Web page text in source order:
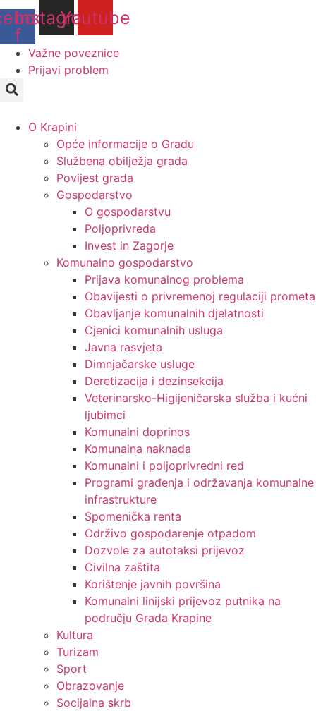
Idi
na
sadržaj
f
Instagram
Youtube
Važne poveznice
Prijavi problem
O Krapini
Opće informacije o Gradu
Službena obilježja grada
Povijest grada
Gospodarstvo
O gospodarstvu
Poljoprivreda
Invest in Zagorje
Komunalno gospodarstvo
Prijava komunalnog problema
Obavijesti o privremenoj regulaciji prometa
Obavljanje komunalnih djelatnosti
Cjenici komunalnih usluga
Javna rasvjeta
Dimnjačarske usluge
Deretizacija i dezinsekcija
Veterinarsko-Higijeničarska služba i kućni
ljubimci
Komunalni doprinos
Komunalna naknada
Komunalni i poljoprivredni red
Programi građenja i održavanja komunalne
infrastrukture
Spomenička renta
Održivo gospodarenje otpadom
Dozvole za autotaksi prijevoz
Civilna zaštita
Korištenje javnih površina
Komunalni linijski prijevoz putnika na
području Grada Krapine
Kultura
Turizam
Sport
Obrazovanje
Socijalna skrb